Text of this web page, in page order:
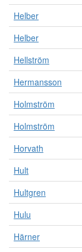
Helber
Helber
Hellström
Hermansson
Holmström
Holmström
Horvath
Hult
Hultgren
Hulu
Härner